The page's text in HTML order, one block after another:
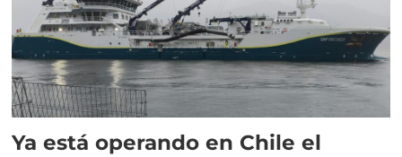
Ya está operando en Chile el